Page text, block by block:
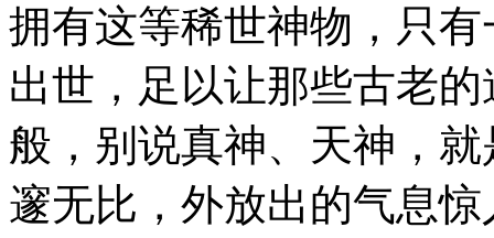
拥有这等稀世神物，只
出世，足以让那些古老
般，别说真神、天神，
邃无比，外放出的气息